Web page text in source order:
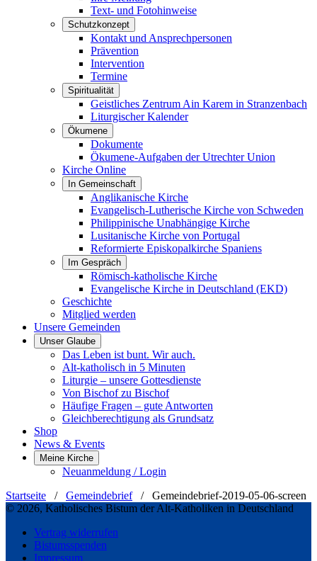
Text- und Fotohinweise
Schutzkonzept
Kontakt und Ansprechpersonen
Prävention
Intervention
Termine
Spiritualität
Geistliches Zentrum Ain Karem in Stranzenbach
Liturgischer Kalender
Ökumene
Dokumente
Ökumene-Aufgaben der Utrechter Union
Kirche Online
In Gemeinschaft
Anglikanische Kirche
Evangelisch-Lutherische Kirche von Schweden
Philippinische Unabhängige Kirche
Lusitanische Kirche von Portugal
Reformierte Episkopalkirche Spaniens
Im Gespräch
Römisch-katholische Kirche
Evangelische Kirche in Deutschland (EKD)
Geschichte
Mitglied werden
Unsere Gemeinden
Unser Glaube
Das Leben ist bunt. Wir auch.
Alt-katholisch in 5 Minuten
Liturgie – unsere Gottesdienste
Von Bischof zu Bischof
Häufige Fragen – gute Antworten
Gleichberechtigung als Grundsatz
Shop
News & Events
Meine Kirche
Neuanmeldung / Login
Startseite / Gemeindebrief/ Gemeindebrief-2019-05-06-screen
© 2026, Katholisches Bistum der Alt-Katholiken in Deutschland
Vertrag widerrufen
Bistumsspenden
Impressum